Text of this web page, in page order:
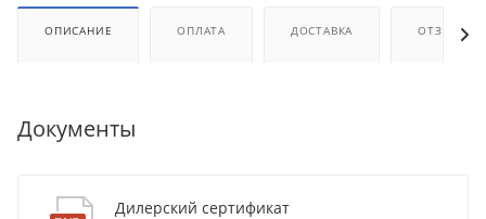
ОПИСАНИЕ ОПЛАТА ДОСТАВКА ОТЗЫВЫ
Документы
Дилерский сертификат